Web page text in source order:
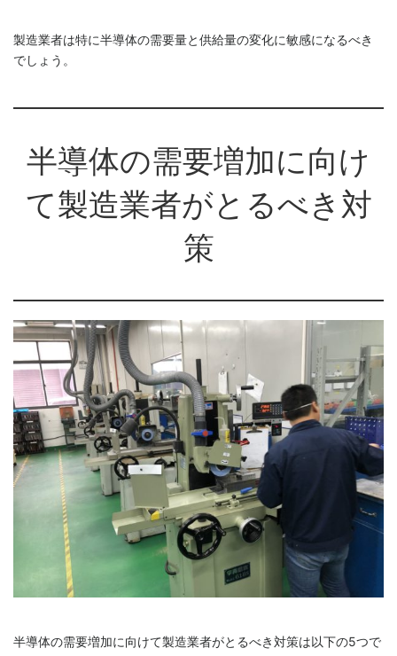
製造業者は特に半導体の需要量と供給量の変化に敏感になるべき
でしょう。
半導体の需要増加に向け
て製造業者がとるべき対
策
半導体の需要増加に向けて製造業者がとるべき対策は以下の5つで